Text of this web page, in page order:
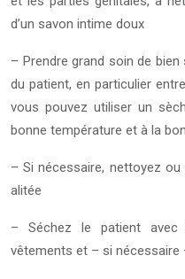
d’un savon intime doux
– Prendre grand soin de
du patient, en particulier
vous pouvez utiliser un
bonne température et à la
– Si nécessaire, nettoyez
alitée
– Séchez le patient
vêtements et – si nécessaire